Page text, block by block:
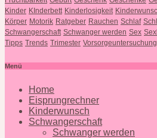
Kinder KInderbett Kinderlosigkeit
Körper Motorik Ratgeber Rauchen Schlaf
Schwangerschaft Schwanger werden Sex
Tipps Trends Trimester
Menü
Home
Eisprungrechner
Kinderwunsch
Schwangerschaft
Schwanger werden